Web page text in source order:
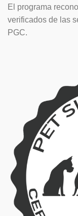
El programa
verificados de las
PGC.